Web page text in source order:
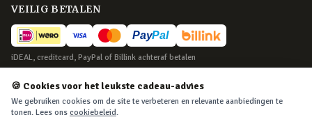
VEILIG BETALEN
iDEAL, creditcard, PayPal of Billink achteraf betalen
BEZORGING
Voor 22:45 besteld, morgen in huis. Tot 365 dagen retourneren.
🍪 Cookies voor het leukste cadeau-advies
We gebruiken cookies om de site te verbeteren en relevante aanbiedingen te
tonen. Lees ons cookiebeleid.